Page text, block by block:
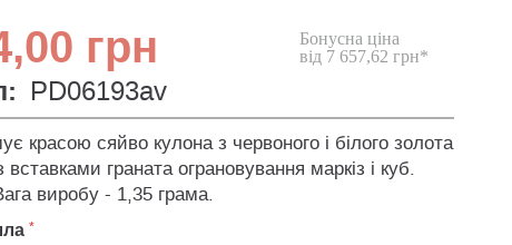
грн
Бонусна ціна
від 7 657,62 грн*
PD06193av
красою сяйво кулона з червоного і білого золота
граната ограновування маркіз і куб.
виробу - 1,35 грама.